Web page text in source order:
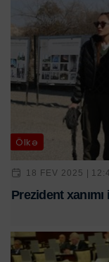
Ölkə
18 FEV 2025 |
Prezident